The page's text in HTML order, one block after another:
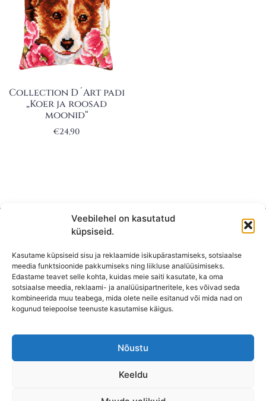
Veebilehel on kasutatud
küpsiseid.
Kasutame küpsiseid sisu ja reklaamide isikupärastamiseks, sotsiaalse
meedia funktsioonide pakkumiseks ning liikluse analüüsimiseks.
Edastame teavet selle kohta, kuidas meie saiti kasutate, ka oma
sotsiaalse meedia, reklaami- ja analüüsipartneritele, kes võivad seda
kombineerida muu teabega, mida olete neile esitanud või mida nad on
kogunud teiepoolse teenuste kasutamise käigus.
Nõustu
Keeldu
Collection D´Art padi
„Koer ja roosad
moonid“
€24,90
KONTAKT